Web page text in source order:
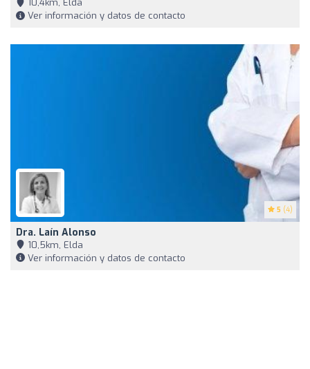
10,4km, Elda
Ver información y datos de contacto
5 (4)
Dra. Laín Alonso
10,5km, Elda
Ver información y datos de contacto